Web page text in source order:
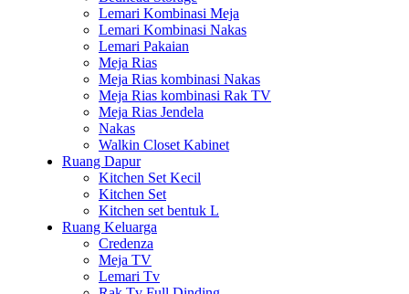
Lemari Kombinasi Meja
Lemari Kombinasi Nakas
Lemari Pakaian
Meja Rias
Meja Rias kombinasi Nakas
Meja Rias kombinasi Rak TV
Meja Rias Jendela
Nakas
Walkin Closet Kabinet
Ruang Dapur
Kitchen Set Kecil
Kitchen Set
Kitchen set bentuk L
Ruang Keluarga
Credenza
Meja TV
Lemari Tv